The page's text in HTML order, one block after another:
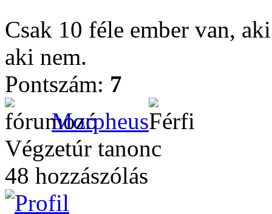
Csak 10 féle ember van,
aki nem.
Pontszám: 7
Morpheus
Végzetúr tanonc
48 hozzászólás